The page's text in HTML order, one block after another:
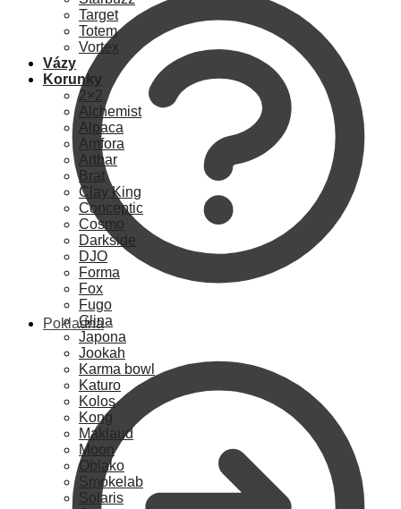
Pokladna
Target
Totem
Vortex
Vázy
Korunky
2×2
Alchemist
Alpaca
Amfora
Artbar
Brat
Clay King
Conceptic
Cosmo
Darkside
DJO
Forma
Fox
Fugo
Glina
Japona
Jookah
Karma bowl
Katuro
Kolos
Kong
Maklaud
Moon
Oblako
Smokelab
Solaris